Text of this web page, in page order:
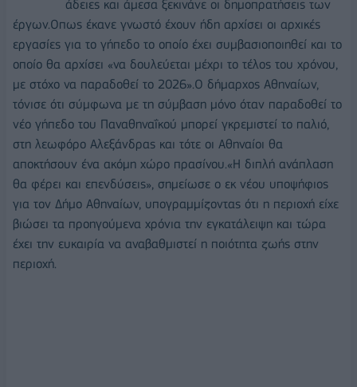
άδειες και άμεσα ξεκινάνε οι δημοπρατήσεις των
έργων.Οπως έκανε γνωστό έχουν ήδη αρχίσει οι αρχικές
εργασίες για το γήπεδο το οποίο έχει συμβασιοποιηθεί και το
οποίο θα αρχίσει «να δουλεύεται μέχρι το τέλος του χρόνου,
με στόχο να παραδοθεί το 2026».Ο δήμαρχος Αθηναίων,
τόνισε ότι σύμφωνα με τη σύμβαση μόνο όταν παραδοθεί το
νέο γήπεδο του Παναθηναΐκού μπορεί γκρεμιστεί το παλιό,
στη λεωφόρο Αλεξάνδρας και τότε οι Αθηναίοι θα
αποκτήσουν ένα ακόμη χώρο πρασίνου.«Η διπλή ανάπλαση
θα φέρει και επενδύσεις», σημείωσε ο εκ νέου υποψήφιος
για τον Δήμο Αθηναίων, υπογραμμίζοντας ότι η περιοχή είχε
βιώσει τα προηγούμενα χρόνια την εγκατάλειψη και τώρα
έχει την ευκαιρία να αναβαθμιστεί η ποιότητα ζωής στην
περιοχή.